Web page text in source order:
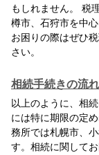
もしれません。 税
樽市、石狩市を中
お困りの際はぜひ
さい。
相続手続きの流れ
以上のように、相
には特に期限の定
務所では札幌市、
す。相続に関して